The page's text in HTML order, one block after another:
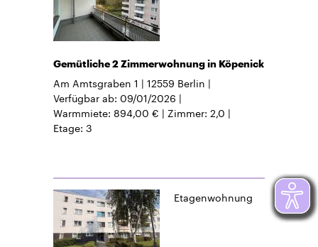
Gemütliche 2 Zimmerwohnung in Köpenick
Am Amtsgraben 1 12559 Berlin
Verfügbar ab 09/01/2026
Warmmiete 894,00 € Zimmer 2,0
Etage 3
Etagenwohnung